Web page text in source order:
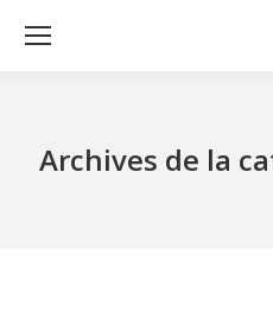
Archives de la